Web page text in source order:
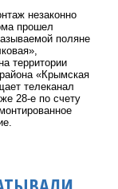
незаконно
прошел
поляне
территории
«Крымская
телеканал
28-е по счету